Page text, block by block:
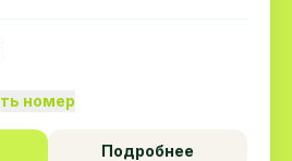
номер
Подробнее